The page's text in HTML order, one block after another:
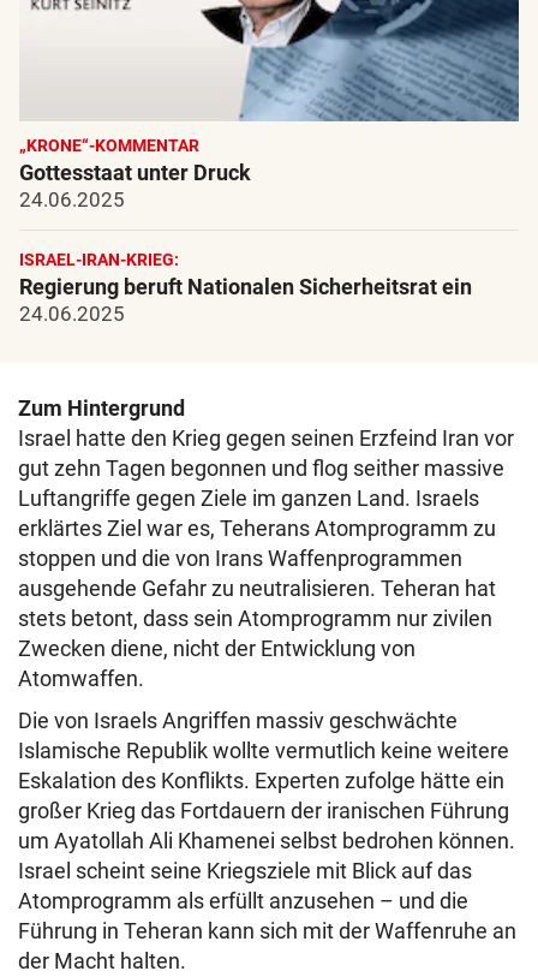
„KRONE“-KOMMENTAR
Gottesstaat unter Druck
24.06.2025
ISRAEL-IRAN-KRIEG:
Regierung beruft Nationalen Sicherheitsrat ein
24.06.2025
Zum Hintergrund
Israel hatte den Krieg gegen seinen Erzfeind Iran vor
gut zehn Tagen begonnen und flog seither massive
Luftangriffe gegen Ziele im ganzen Land. Israels
erklärtes Ziel war es, Teherans Atomprogramm zu
stoppen und die von Irans Waffenprogrammen
ausgehende Gefahr zu neutralisieren. Teheran hat
stets betont, dass sein Atomprogramm nur zivilen
Zwecken diene, nicht der Entwicklung von
Atomwaffen.
Die von Israels Angriffen massiv geschwächte
Islamische Republik wollte vermutlich keine weitere
Eskalation des Konflikts. Experten zufolge hätte ein
großer Krieg das Fortdauern der iranischen Führung
um Ayatollah Ali Khamenei selbst bedrohen können.
Israel scheint seine Kriegsziele mit Blick auf das
Atomprogramm als erfüllt anzusehen – und die
Führung in Teheran kann sich mit der Waffenruhe an
der Macht halten.